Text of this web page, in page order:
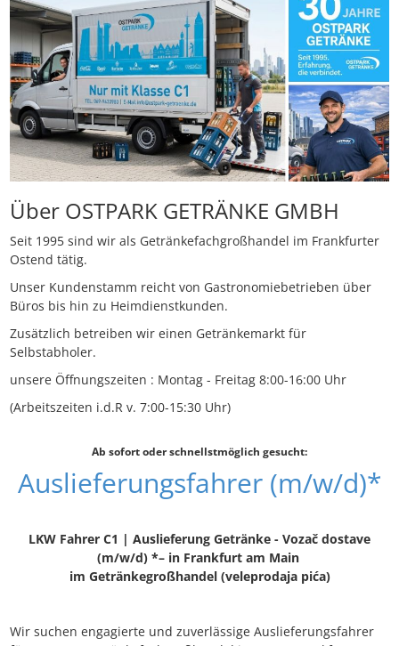
Über OSTPARK GETRÄNKE GMBH
Seit 1995 sind wir als Getränkefachgroßhandel im Frankfurter
Ostend tätig.
Unser Kundenstamm reicht von Gastronomiebetrieben über
Büros bis hin zu Heimdienstkunden.
Zusätzlich betreiben wir einen Getränkemarkt für
Selbstabholer.
unsere Öffnungszeiten : Montag - Freitag 8:00-16:00 Uhr
(Arbeitszeiten i.d.R v. 7:00-15:30 Uhr)
Ab sofort oder schnellstmöglich gesucht:
Auslieferungsfahrer (m/w/d)*
LKW Fahrer C1 | Auslieferung Getränke - Vozač dostave
(m/w/d) *– in Frankfurt am Main
im Getränkegroßhandel (veleprodaja pića)
Wir suchen engagierte und zuverlässige Auslieferungsfahrer